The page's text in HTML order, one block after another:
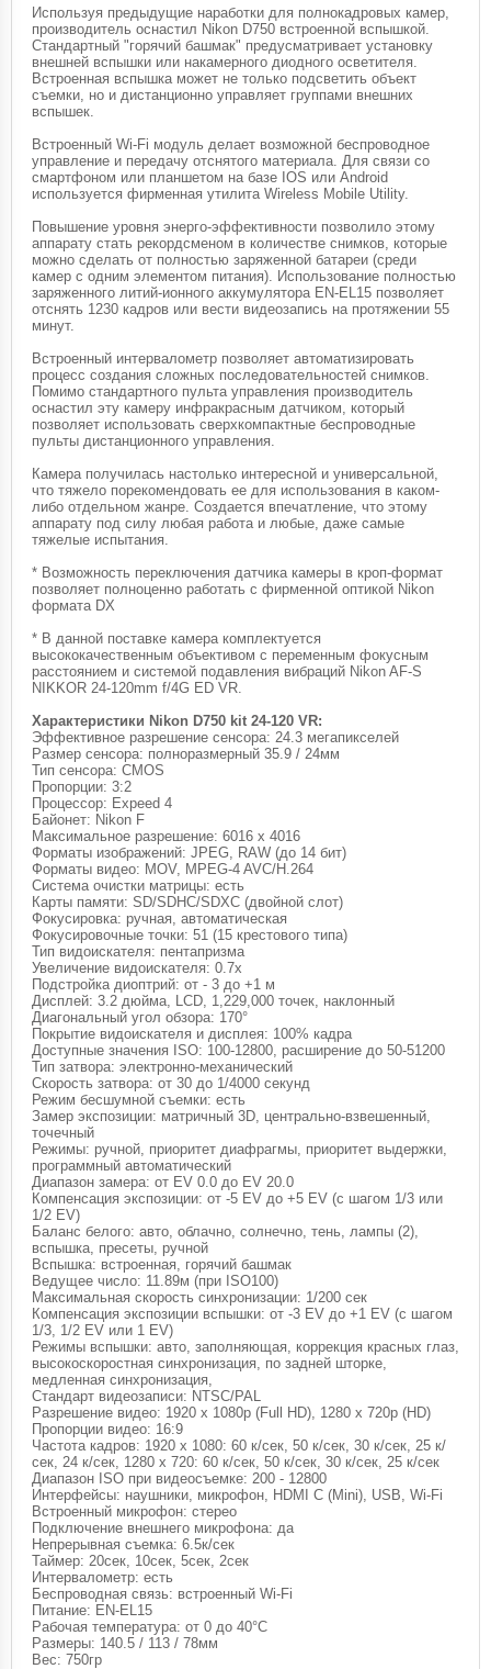
Используя предыдущие наработки для полнокадровых камер,
производитель оснастил Nikon D750 встроенной вспышкой.
Стандартный "горячий башмак" предусматривает установку
внешней вспышки или накамерного диодного осветителя.
Встроенная вспышка может не только подсветить объект
съемки, но и дистанционно управляет группами внешних
вспышек.
Встроенный Wi-Fi модуль делает возможной беспроводное
управление и передачу отснятого материала. Для связи со
смартфоном или планшетом на базе IOS или Android
используется фирменная утилита Wireless Mobile Utility.
Повышение уровня энерго-эффективности позволило этому
аппарату стать рекордсменом в количестве снимков, которые
можно сделать от полностью заряженной батареи (среди
камер с одним элементом питания). Использование полностью
заряженного литий-ионного аккумулятора EN-EL15 позволяет
отснять 1230 кадров или вести видеозапись на протяжении 55
минут.
Встроенный интервалометр позволяет автоматизировать
процесс создания сложных последовательностей снимков.
Помимо стандартного пульта управления производитель
оснастил эту камеру инфракрасным датчиком, который
позволяет использовать сверхкомпактные беспроводные
пульты дистанционного управления.
Камера получилась настолько интересной и универсальной,
что тяжело порекомендовать ее для использования в каком-
либо отдельном жанре. Создается впечатление, что этому
аппарату под силу любая работа и любые, даже самые
тяжелые испытания.
* Возможность переключения датчика камеры в кроп-формат
позволяет полноценно работать с фирменной оптикой Nikon
формата DX
* В данной поставке камера комплектуется
высококачественным объективом с переменным фокусным
расстоянием и системой подавления вибраций Nikon AF-S
NIKKOR 24-120mm f/4G ED VR.
Характеристики Nikon D750 kit 24-120 VR:
Эффективное разрешение сенсора: 24.3 мегапикселей
Размер сенсора: полноразмерный 35.9 / 24мм
Тип сенсора: CMOS
Пропорции: 3:2
Процессор: Expeed 4
Байонет: Nikon F
Максимальное разрешение: 6016 x 4016
Форматы изображений: JPEG, RAW (до 14 бит)
Форматы видео: MOV, MPEG-4 AVC/H.264
Система очистки матрицы: есть
Карты памяти: SD/SDHC/SDXC (двойной слот)
Фокусировка: ручная, автоматическая
Фокусировочные точки: 51 (15 крестового типа)
Тип видоискателя: пентапризма
Увеличение видоискателя: 0.7x
Подстройка диоптрий: от - 3 до +1 м
Дисплей: 3.2 дюйма, LCD, 1,229,000 точек, наклонный
Диагональный угол обзора: 170°
Покрытие видоискателя и дисплея: 100% кадра
Доступные значения ISO: 100-12800, расширение до 50-51200
Тип затвора: электронно-механический
Скорость затвора: от 30 до 1/4000 секунд
Режим бесшумной съемки: есть
Замер экспозиции: матричный 3D, центрально-взвешенный,
точечный
Режимы: ручной, приоритет диафрагмы, приоритет выдержки,
программный автоматический
Диапазон замера: от EV 0.0 до EV 20.0
Компенсация экспозиции: от -5 EV до +5 EV (с шагом 1/3 или
1/2 EV)
Баланс белого: авто, облачно, солнечно, тень, лампы (2),
вспышка, пресеты, ручной
Вспышка: встроенная, горячий башмак
Ведущее число: 11.89м (при ISO100)
Максимальная скорость синхронизации: 1/200 сек
Компенсация экспозиции вспышки: от -3 EV до +1 EV (с шагом
1/3, 1/2 EV или 1 EV)
Режимы вспышки: авто, заполняющая, коррекция красных глаз,
высокоскоростная синхронизация, по задней шторке,
медленная синхронизация,
Стандарт видеозаписи: NTSC/PAL
Разрешение видео: 1920 x 1080p (Full HD), 1280 x 720p (HD)
Пропорции видео: 16:9
Частота кадров: 1920 x 1080: 60 к/сек, 50 к/сек, 30 к/сек, 25 к/
сек, 24 к/сек, 1280 x 720: 60 к/сек, 50 к/сек, 30 к/сек, 25 к/сек
Диапазон ISO при видеосъемке: 200 - 12800
Интерфейсы: наушники, микрофон, HDMI C (Mini), USB, Wi-Fi
Встроенный микрофон: стерео
Подключение внешнего микрофона: да
Непрерывная съемка: 6.5к/сек
Таймер: 20сек, 10сек, 5сек, 2сек
Интервалометр: есть
Беспроводная связь: встроенный Wi-Fi
Питание: EN-EL15
Рабочая температура: от 0 до 40°C
Размеры: 140.5 / 113 / 78мм
Вес: 750гр